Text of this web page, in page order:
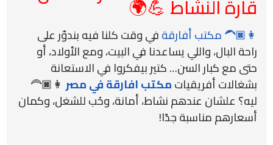
قارة النشاط 💪🌍
👩🏿‍🦱 مكتب أفارقةفي وقت كلنا فيه بندوّر على
راحة البال، واللي يساعدنا في البيت، ومع الأولاد، أو
حتى مع كبار السن… كتير بيفكروا في الاستعانة
بشغالات أفريقياتمكتب افارقة في مصر👩🏿‍🦰
ليه؟ علشان عندهم نشاط، أمانة، وحُب للشغل، وكمان
أسعارهم مناسبة جدًا!